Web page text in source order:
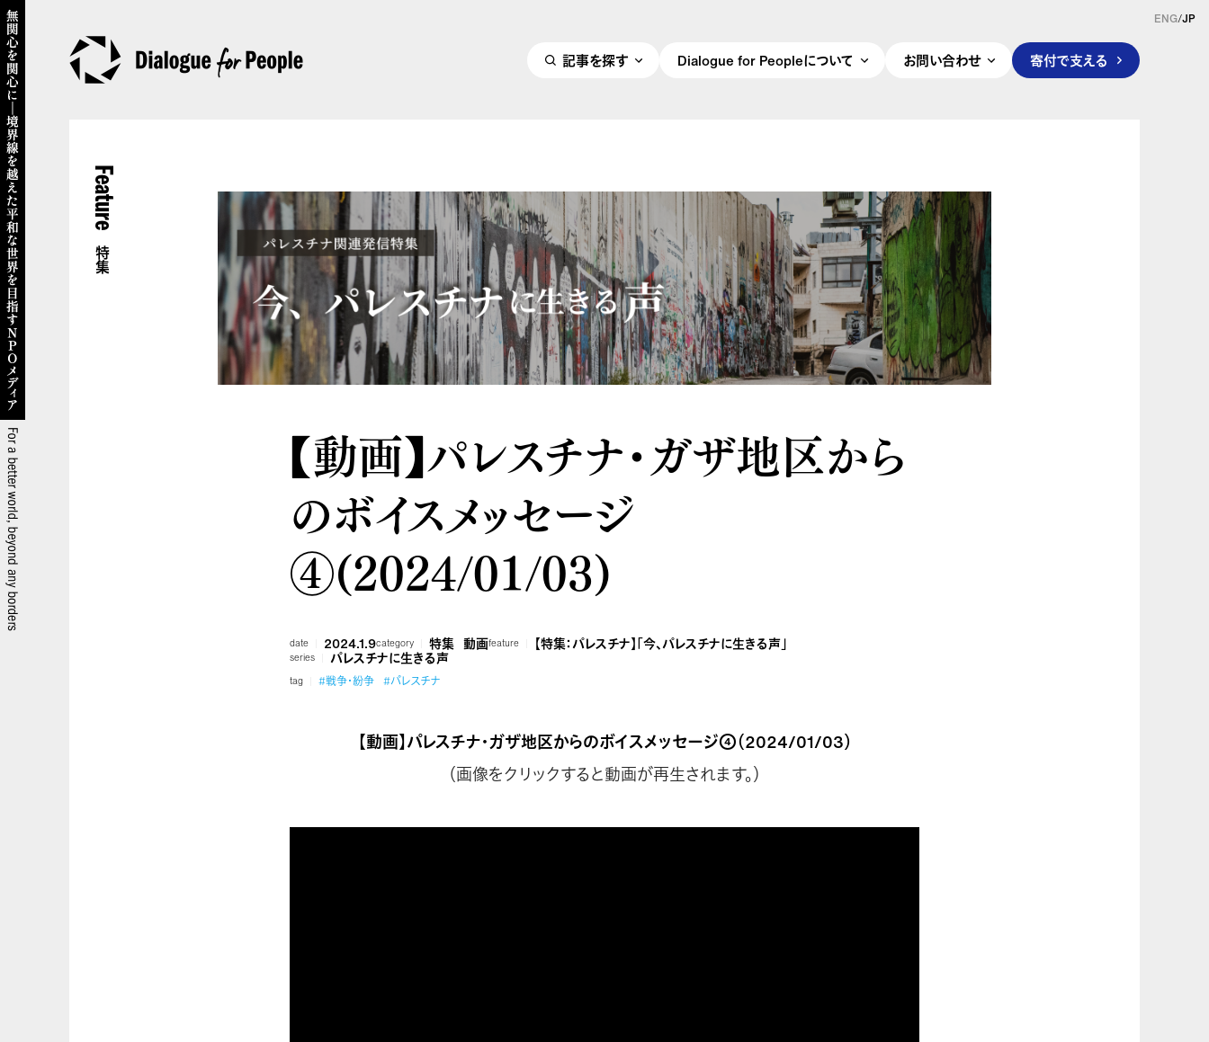
記事を探す Dialogue for Peopleについて お問い合わせ 寄付で支える
ENG/JP
Feature
特集
【動画】パレスチナ・ガザ地区から
のボイスメッセージ
④(2024/01/03)
date 2024.1.9category 特集 動画feature 【特集：パレスチナ】「今、パレスチナに生きる声」
series パレスチナに生きる声
tag #戦争・紛争 #パレスチナ
【動画】パレスチナ・ガザ地区からのボイスメッセージ④（2024/01/03）
（画像をクリックすると動画が再生されます。）